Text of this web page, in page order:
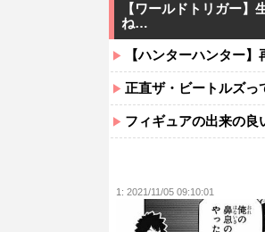
【ワールドトリガー
ね…
【ハンターハンター
正直ザ・ビートルズっ
フィギュアの出来の良
1: 2021/11/05 09:10:01